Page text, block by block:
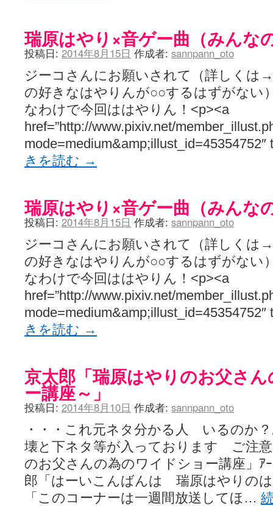
瑞原はやり×音ゲー曲（みんな
投稿日: 2014年8月15日 作成者: sannpann_oto
ジーコさんにお願いされて（詳しくは
の好きなはやりんが○○するはずがな
なわけで今回ははやりん！<p><a
href=”http://www.pixiv.net/
きを読む →
瑞原はやり×音ゲー曲（みんな
投稿日: 2014年8月15日 作成者: sannpann_oto
ジーコさんにお願いされて（詳しくは
の好きなはやりんが○○するはずがな
なわけで今回ははやりん！<p><a
href=”http://www.pixiv.net/
きを読む →
京太郎「瑞原はやりのお父さ
ー講座～」
投稿日: 2014年8月10日 作成者: sannpann_oto
・・・これ元ネタ分かる人 いるのか
壊と下ネタ等が入っております ご注
のお父さんの為のワイドショー講座」ｱｰ
郎「はーいこんばんは 瑞原はやりの
「このコーナーは一週間放送してほ…